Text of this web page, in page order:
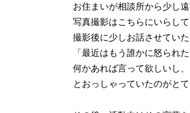
お住まいが相談所から少し
写真撮影はこちらにいらし
撮影後に少しお話させていた
「最近はもう誰かに怒られ
何かあれば言って欲しいし
とおっしゃっていたのがとて